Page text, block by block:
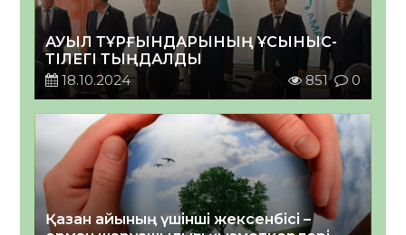
АУЫЛ ТҰРҒЫНДАРЫНЫҢ ҰСЫНЫС-
ТІЛЕГІ ТЫҢДАЛДЫ
18.10.2024
851 0
Қазан айының үшінші жексенбісі –